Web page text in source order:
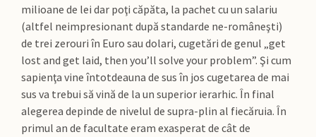
milioane de lei dar poţi căpăta, la pachet cu un salariu
(altfel neimpresionant după standarde ne-româneşti)
de trei zerouri în Euro sau dolari, cugetări de genul „get
lost and get laid, then you’ll solve your problem”. Şi cum
sapienţa vine întotdeauna de sus în jos cugetarea de mai
sus va trebui să vină de la un superior ierarhic. În final
alegerea depinde de nivelul de supra-plin al fiecăruia. În
primul an de facultate eram exasperat de cât de